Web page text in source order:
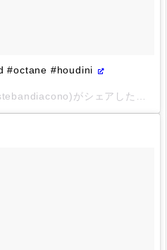
#octane #houdini